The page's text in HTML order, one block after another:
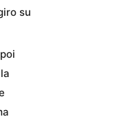
su